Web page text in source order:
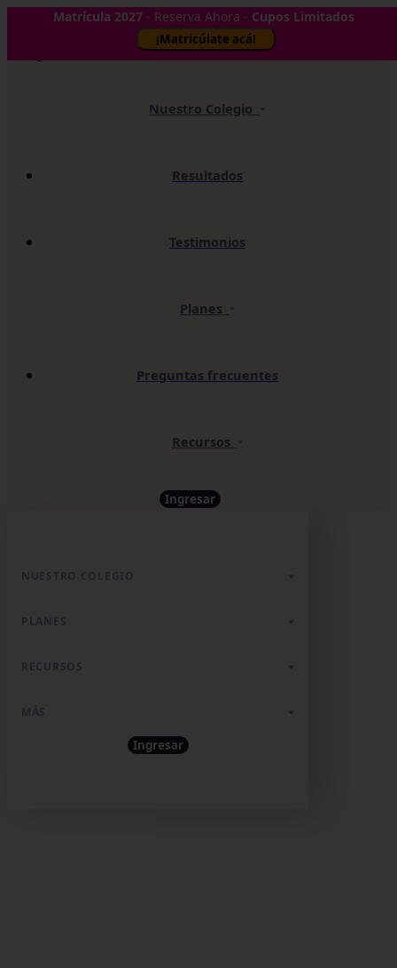
Matrícula 2027 - Reserva Ahora - Cupos Limitados
¡Matricúlate acá!
Nuestro Colegio
Resultados
Testimonios
Planes
Preguntas frecuentes
Recursos
Ingresar
Ingresar